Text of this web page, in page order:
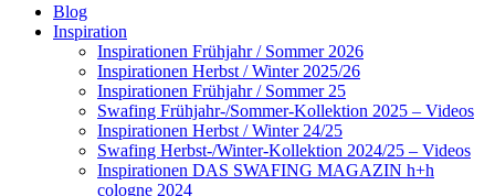
Blog
Inspiration
Inspirationen Frühjahr / Sommer 2026
Inspirationen Herbst / Winter 2025/26
Inspirationen Frühjahr / Sommer 25
Swafing Frühjahr-/Sommer-Kollektion 2025 – Videos
Inspirationen Herbst / Winter 24/25
Swafing Herbst-/Winter-Kollektion 2024/25 – Videos
Inspirationen DAS SWAFING MAGAZIN h+h
cologne 2024